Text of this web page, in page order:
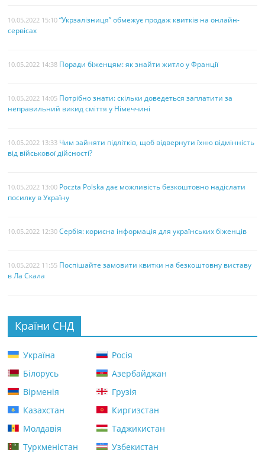
10.05.2022 15:10 “Укрзалізниця” обмежує продаж квитків на онлайн-
сервісах
10.05.2022 14:38 Поради біженцям: як знайти житло у Франції
10.05.2022 14:05 Потрібно знати: скільки доведеться заплатити за
неправильний викид сміття у Німеччині
10.05.2022 13:33 Чим зайняти підлітків, щоб відвернути їхню відмінність
від військової дійсності?
10.05.2022 13:00 Poczta Polska дає можливість безкоштовно надіслати
посилку в Україну
10.05.2022 12:30 Сербія: корисна інформація для українських біженців
10.05.2022 11:55 Поспішайте замовити квитки на безкоштовну виставу
в Ла Скала
Країни СНД
Україна
Росія
Білорусь
Азербайджан
Вірменія
Грузія
Казахстан
Киргизстан
Молдавія
Таджикистан
Туркменістан
Узбекистан